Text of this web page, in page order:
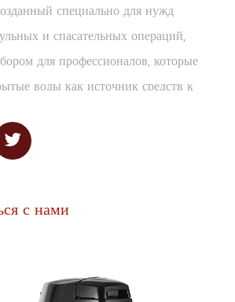
специально для нужд
и спасательных операций,
для профессионалов, которые
воды как источник средств к
применений надежного 2-
двигателя мощностью 18 л.с.,
преимущества, которые меняют
надежного подвесного мотора
Патрулирование обширных
с нами